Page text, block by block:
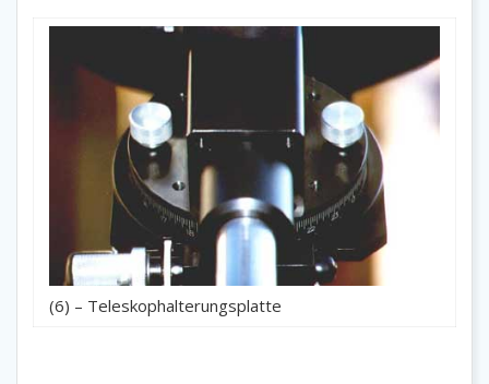
(6) – Teleskophalterungsplatte